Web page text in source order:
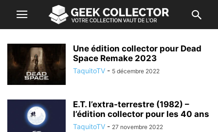
Une édition collector pour Dead
Space Remake 2023
TaquitoTV - 5 décembre 2022
E.T. l’extra-terrestre (1982) –
l’édition collector pour les 40 ans
TaquitoTV - 27 novembre 2022